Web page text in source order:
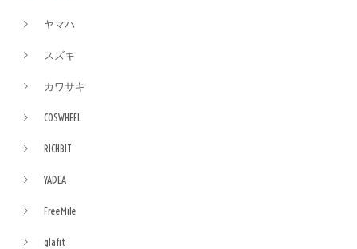
ヤマハ
スズキ
カワサキ
COSWHEEL
RICHBIT
YADEA
FreeMile
glafit